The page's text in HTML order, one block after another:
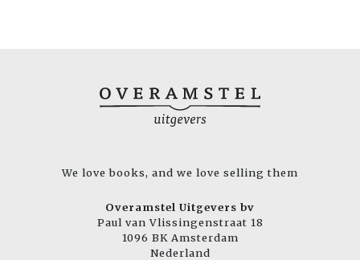
We love books, and we love selling them
Overamstel Uitgevers bv
Paul van Vlissingenstraat 18
1096 BK Amsterdam
Nederland